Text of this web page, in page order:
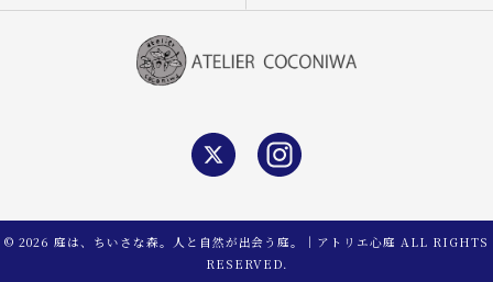
© 2026 庭は、ちいさな森。人と自然が出会う庭。｜アトリエ心庭 ALL RIGHTS
RESERVED.